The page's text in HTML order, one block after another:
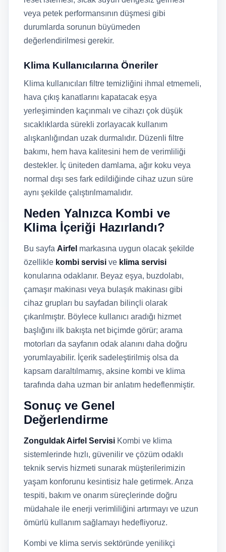
veya petek performansının düşmesi gibi
durumlarda sorunun büyümeden
değerlendirilmesi gerekir.
Klima Kullanıcılarına Öneriler
Klima kullanıcıları filtre temizliğini ihmal etmemeli,
hava çıkış kanatlarını kapatacak eşya
yerleşiminden kaçınmalı ve cihazı çok düşük
sıcaklıklarda sürekli zorlayacak kullanım
alışkanlığından uzak durmalıdır. Düzenli filtre
bakımı, hem hava kalitesini hem de verimliliği
destekler. İç üniteden damlama, ağır koku veya
normal dışı ses fark edildiğinde cihaz uzun süre
aynı şekilde çalıştırılmamalıdır.
Neden Yalnızca Kombi ve
Klima İçeriği Hazırlandı?
Bu sayfa Airfel markasına uygun olacak şekilde
özellikle kombi servisi ve klima servisi
konularına odaklanır. Beyaz eşya, buzdolabı,
çamaşır makinası veya bulaşık makinası gibi
cihaz grupları bu sayfadan bilinçli olarak
çıkarılmıştır. Böylece kullanıcı aradığı hizmet
başlığını ilk bakışta net biçimde görür; arama
motorları da sayfanın odak alanını daha doğru
yorumlayabilir. İçerik sadeleştirilmiş olsa da
kapsam daraltılmamış, aksine kombi ve klima
tarafında daha uzman bir anlatım hedeflenmiştir.
Sonuç ve Genel
Değerlendirme
Zonguldak Airfel Servisi Kombi ve klima
sistemlerinde hızlı, güvenilir ve çözüm odaklı
teknik servis hizmeti sunarak müşterilerimizin
yaşam konforunu kesintisiz hale getirmek. Arıza
tespiti, bakım ve onarım süreçlerinde doğru
müdahale ile enerji verimliliğini artırmayı ve uzun
ömürlü kullanım sağlamayı hedefliyoruz.
Kombi ve klima servis sektöründe yenilikçi